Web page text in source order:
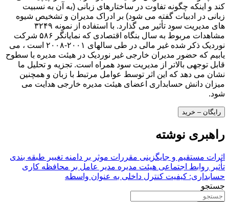
کند و اینکه چگونه تفاوت در ساختارهای زبانی (به آن به نسبیت
زبانی در ادبیات گفته می شود) بر ادراک مدیران و تشخیص شیوه
های مدیریت سود تأثیر می گذارد. با استفاده از نمونه ۳۲۴۹
مشاهدات مربوط به سال بنگاه اقتصادی که نمایانگر ۵۸۶ شرکت
نوردیک ذکر شده غیر مالی در طی سالهای ۲۰۰۱-۲۰۰۸ است ، می
یابیم که حضور مدیران خارجی غیر نوردیک در هیئت مدیره با سطوح
قابل توجهی بالاتر از مدیریت سود همراه است. تجزیه و تحلیل ما
نشان می دهد که این اثر توسط عوامل مرتبط با زبان و همچنین
میزان دانش حسابداری اعضای هیئت مدیره خارجی هدایت می
شود.
رایگان – خرید
راهبری نوشته
اثرات مستقیم و جایگزینی مقررات موثر بر دامنه تغییر طبقه بندی
تأثیر روابط اجتماعی هیئت مدیره مدیر عامل بر محافظه کاری
حسابداری: کیفیت کنترل داخلی به عنوان واسطه
جستجو